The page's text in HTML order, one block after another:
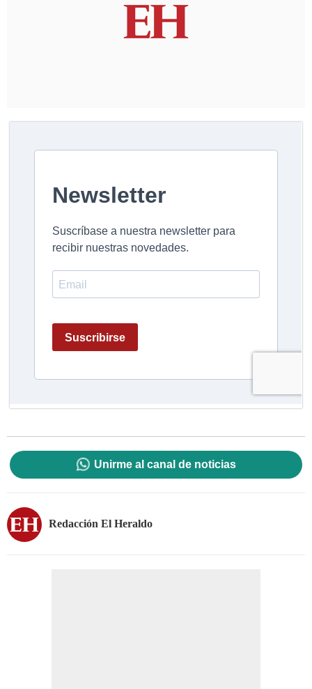
Unirme al canal de noticias
Redacción El Heraldo